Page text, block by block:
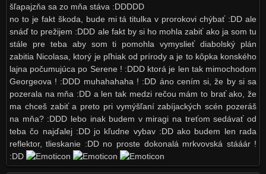
šľapajzňa sa zo mňa stáva :DDDDD
no to je fakt škoda, bude mi tá titulka v prorokovi chýbať :DD ale
snáď to prežijem :DDD ale fakt by si ho mohla zabiť ako ja som tu
stále pre teba aby som ti pomohla vymyslieť diabolský plán
zabitia Nicolasa, ktorý je pľhiak od prírody a je to kôpka konského
lajna počumujúca po Serene ! :DDD ktorá je len tak mimochodom
Georgeova ! :DDD muhahahaha ! :DD áno cením si, že by si sa
pozerala na mňa :DD a len tak medzi rečou mám to brať ako, že
ma chceš zabiť a preto pri vymýšľaní zabíjackých scén pozeráš
na mňa? :DDD lebo inak budem v miragi na treťom sedávať od
teba čo najďalej :DD jo kľudne vybav :DD ako budem len rada
reflektor, tlieskanie :DD no proste dokonalá mrkvovská stááár !
:DD